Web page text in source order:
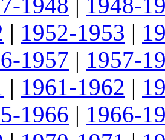
| 1952-1953 |
1957 | 1957-
| 1961-1962 |
1966 | 1966-